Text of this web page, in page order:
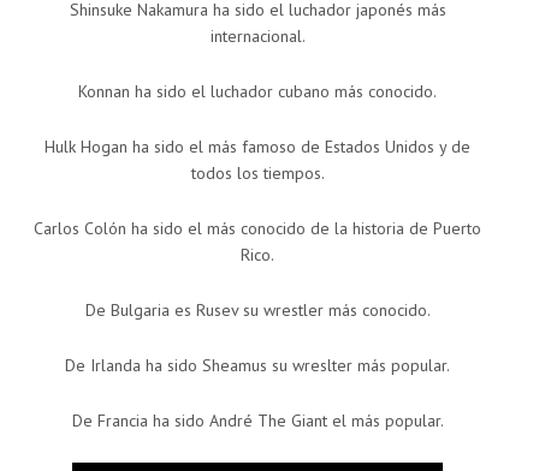
Shinsuke Nakamura ha sido el luchador japonés más
internacional.
Konnan ha sido el luchador cubano más conocido.
Hulk Hogan ha sido el más famoso de Estados Unidos y de
todos los tiempos.
Carlos Colón ha sido el más conocido de la historia de Puerto
Rico.
De Bulgaria es Rusev su wrestler más conocido.
De Irlanda ha sido Sheamus su wreslter más popular.
De Francia ha sido André The Giant el más popular.